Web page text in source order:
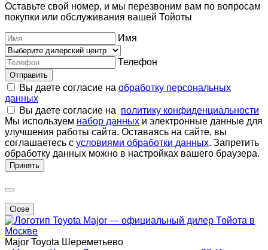
Оставьте свой номер, и мы перезвоним вам по вопросам
покупки или обслуживания вашей Тойоты
Имя
Телефон
Отправить
Вы даете согласие на обработку персональных
данных
Вы даете согласие на политику конфиденциальности
Мы используем набор данных и электронные данные для
улучшения работы сайта. Оставаясь на сайте, вы
соглашаетесь с условиями обработки данных. Запретить
обработку данных можно в настройках вашего браузера.
Принять
Close
Major — официальный дилер Тойота в
Москве
Major Toyota Шереметьево